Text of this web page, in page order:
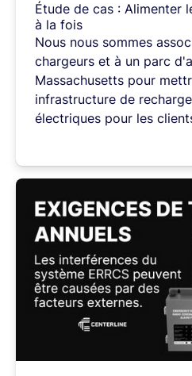
Étude de cas : Alimenter
à la fois
Nous nous sommes
chargeurs et à un parc
Massachusetts pour
infrastructure de recharge
électriques pour les